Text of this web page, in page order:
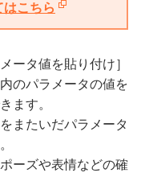
こちら
ータ値を貼り付け］
のパラメータの値を
ます。
またいだパラメータ
ーズや表情などの確